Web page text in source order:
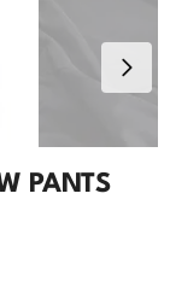
PANTS